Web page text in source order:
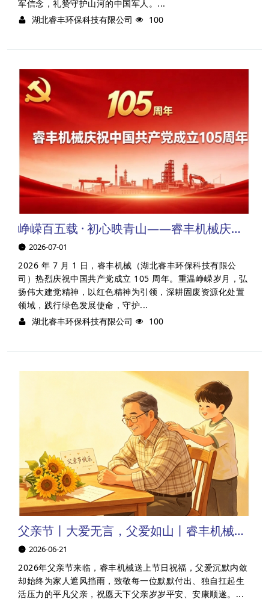
军信念，礼赞守护山河的中国军人。...
湖北睿丰环保科技有限公司
100
峥嵘百五载 · 初心映青山——睿丰机械庆祝中国共产党成立105周年
2026-07-01
2026 年 7 月 1 日，睿丰机械（湖北睿丰环保科技有限公
司）热烈庆祝中国共产党成立 105 周年。重温峥嵘岁月，弘
扬伟大建党精神，以红色精神为引领，深耕固废资源化处置
领域，践行绿色发展使命，守护...
湖北睿丰环保科技有限公司
100
父亲节丨大爱无言，父爱如山丨睿丰机械祝天下所有父亲，节日快乐！
2026-06-21
2026年父亲节来临，睿丰机械送上节日祝福，父爱沉默内敛
却始终为家人遮风挡雨，致敬每一位默默付出、独自扛起生
活压力的平凡父亲，祝愿天下父亲岁岁平安、安康顺遂。...